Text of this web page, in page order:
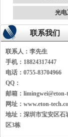
光
联系我们
联系人： 李先生
手机： 18824317447
电话： 0755-83704966
QQ：
邮箱： limingwei@eton-
网址： www.eton-
地址： 深圳市宝安区石
区3栋